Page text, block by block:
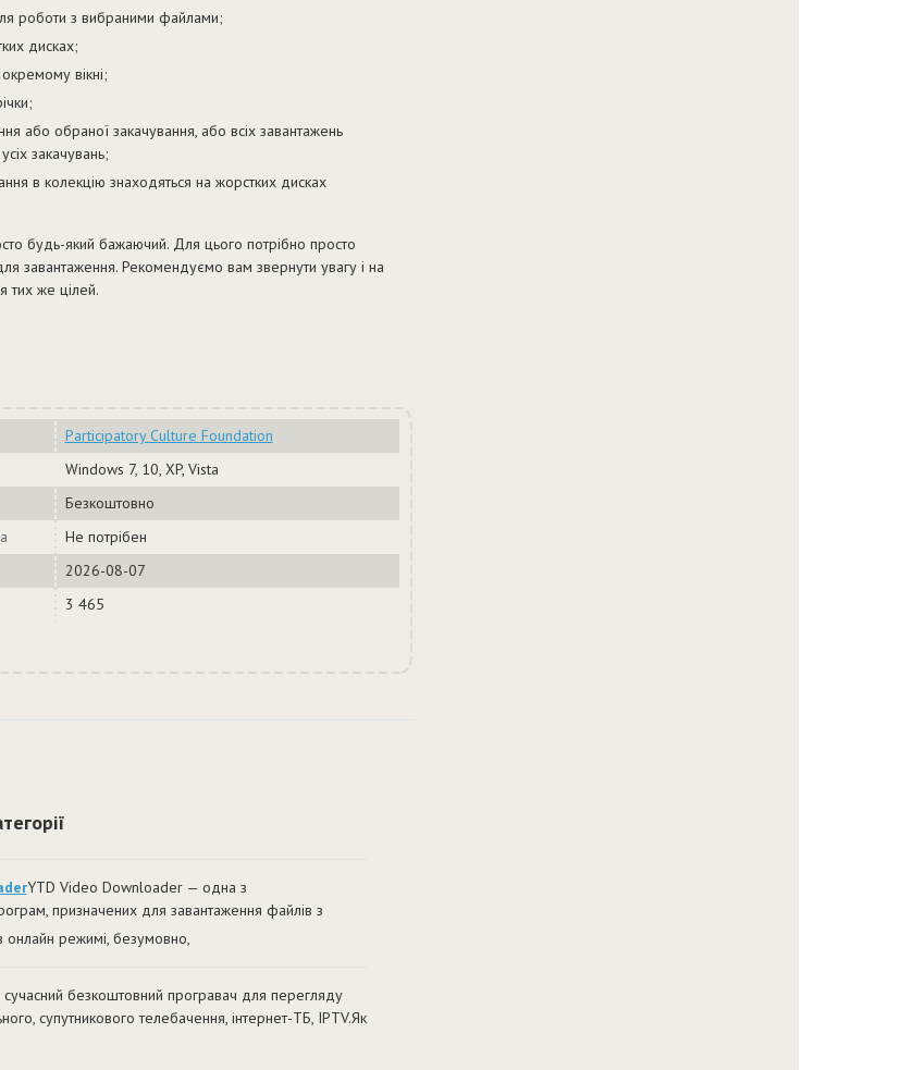
роботи з вибраними файлами;
дисках;
вікні;
або обраної закачування, або всіх завантажень
закачувань;
в колекцію знаходяться на жорстких дисках
будь-який бажаючий. Для цього потрібно просто
завантаження. Рекомендуємо вам звернути увагу і на
тих же цілей.
Participatory Culture Foundation
Windows 7, 10, XP, Vista
Безкоштовно
Не потрібен
2026-08-07
3 465
YTD Video Downloader — одна з
призначених для завантаження файлів з
онлайн режимі, безумовно,
безкоштовний програвач для перегляду
супутникового телебачення, інтернет-ТБ, IPTV.Як